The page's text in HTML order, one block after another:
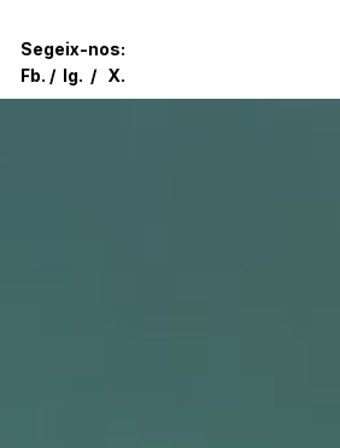
Segeix-nos:
Fb. / Ig. / X.